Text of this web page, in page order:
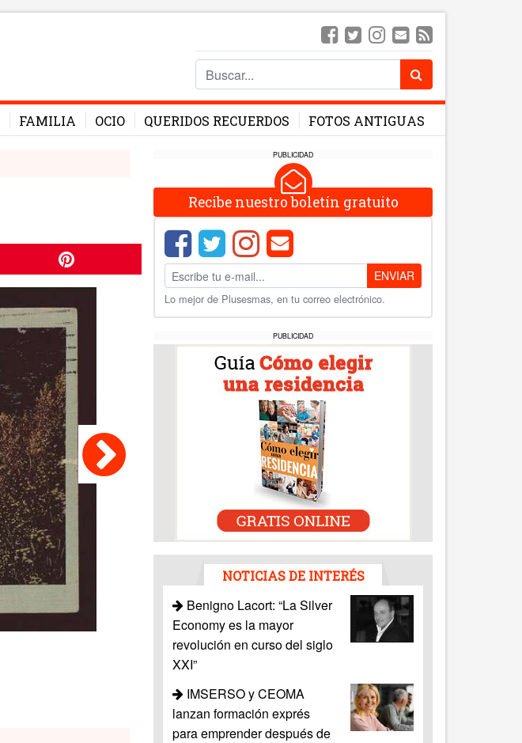
FAMILIA OCIO QUERIDOS RECUERDOS FOTOS ANTIGUAS
PUBLICIDAD
Recibe nuestro boletín gratuito
ENVIAR
Lo mejor de Plusesmas, en tu correo electrónico.
PUBLICIDAD
NOTICIAS DE INTERÉS
Benigno Lacort: “La Silver
Economy es la mayor
revolución en curso del siglo
XXI”
IMSERSO y CEOMA
lanzan formación exprés
para emprender después de